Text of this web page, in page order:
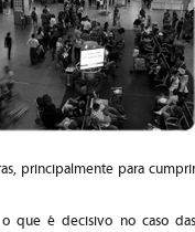
principalmente para cumprir
que é decisivo no caso das